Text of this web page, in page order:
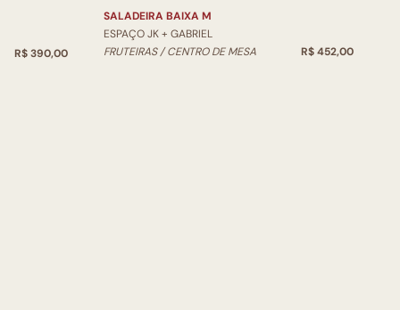
R$ 390,00
SALADEIRA BAIXA M
ESPAÇO JK + GABRIEL
FRUTEIRAS / CENTRO DE MESA
R$ 452,00